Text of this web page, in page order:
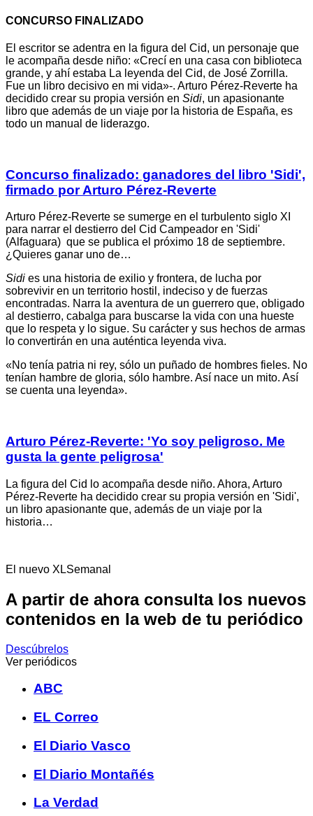
CONCURSO FINALIZADO
El escritor se adentra en la figura del Cid, un personaje que
le acompaña desde niño: «Crecí en una casa con biblioteca
grande, y ahí estaba La leyenda del Cid, de José Zorrilla.
Fue un libro decisivo en mi vida»-. Arturo Pérez-Reverte ha
decidido crear su propia versión en Sidi, un apasionante
libro que además de un viaje por la historia de España, es
todo un manual de liderazgo.
Concurso finalizado: ganadores del libro 'Sidi',
firmado por Arturo Pérez-Reverte
Arturo Pérez-Reverte se sumerge en el turbulento siglo XI
para narrar el destierro del Cid Campeador en 'Sidi'
(Alfaguara) que se publica el próximo 18 de septiembre.
¿Quieres ganar uno de…
Sidi es una historia de exilio y frontera, de lucha por
sobrevivir en un territorio hostil, indeciso y de fuerzas
encontradas. Narra la aventura de un guerrero que, obligado
al destierro, cabalga para buscarse la vida con una hueste
que lo respeta y lo sigue. Su carácter y sus hechos de armas
lo convertirán en una auténtica leyenda viva.
«No tenía patria ni rey, sólo un puñado de hombres fieles. No
tenían hambre de gloria, sólo hambre. Así nace un mito. Así
se cuenta una leyenda».
Arturo Pérez-Reverte: 'Yo soy peligroso. Me
gusta la gente peligrosa'
La figura del Cid lo acompaña desde niño. Ahora, Arturo
Pérez-Reverte ha decidido crear su propia versión en 'Sidi',
un libro apasionante que, además de un viaje por la
historia…
El nuevo XLSemanal
A partir de ahora consulta los nuevos
contenidos en la web de tu periódico
Descúbrelos
Ver periódicos
ABC
EL Correo
El Diario Vasco
El Diario Montañés
La Verdad